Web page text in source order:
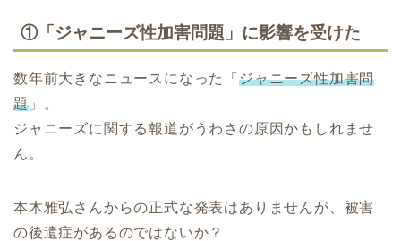
①「ジャニーズ性加害問題」に影響を受けた
数年前大きなニュースになった「ジャニーズ性加害問
題」。
ジャニーズに関する報道がうわさの原因かもしれませ
ん。
本木雅弘さんからの正式な発表はありませんが、被害
の後遺症があるのではないか？